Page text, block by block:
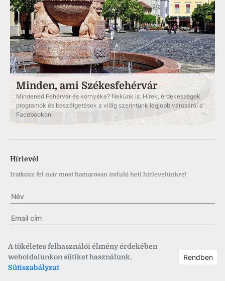
A tökéletes felhasználói élmény érdekében
weboldalunkon sütiket használunk.
Sütiszabályzat
Rendben
Minden, ami Székesfehérvár
Mindened Fehérvár és környéke? Nekünk is. Hírek, érdekességek,
programok és beszélgetések a világ szerintünk legjobb városáról a
Facebookon.
Hírlevél
Iratkozz fel már most hamarosan induló heti hírlevelünkre!
hozzájárulok ahhoz, a Fehérvár Médiacentrum Kft. hírlevelet
küldjön, és ehhez kapcsolódóan felhasználói fiókot hozzon létre.